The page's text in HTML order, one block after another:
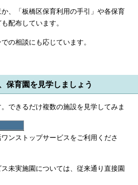
、「板橋区保育利用の手引」や各保育
配布しています。
の相談にも応じています。
育園を見学しましょう
できるだけ複数の施設を見学してみま
ンストップサービスをご利用くださ
未実施園については、従来通り直接園